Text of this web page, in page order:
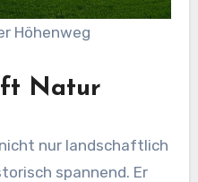
Höhenweg
Natur
nur landschaftlich
spannend. Er